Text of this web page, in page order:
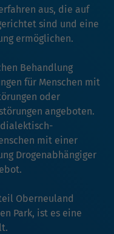
aus, die auf
sind und eine
ermöglichen.
Behandlung
für Menschen mit
oder
angeboten.
mit einer
Drogenabhängiger
Oberneuland
Park, ist es eine